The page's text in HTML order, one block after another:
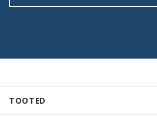
TOOTED